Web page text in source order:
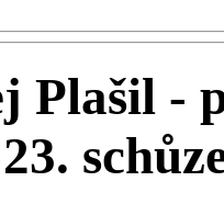
Plašil -
23.